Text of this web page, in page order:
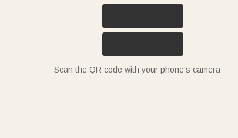
Scan the QR code with your phone's camera